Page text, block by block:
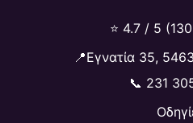
⭐ 4.7 / 5 (130
📍Εγνατία 35,
📞 231